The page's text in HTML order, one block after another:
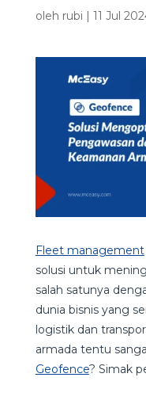
oleh rubi | 11 Jul
Fleet management
solusi untuk
salah satunya
dunia bisnis yang
logistik dan
armada tentu
Geofence? Simak